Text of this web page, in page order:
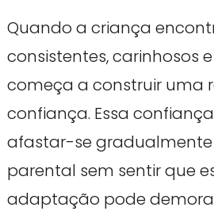
Quando a criança
consistentes, carinhosos
começa a construir uma
confiança. Essa
afastar-se
parental sem sentir que
adaptação pode